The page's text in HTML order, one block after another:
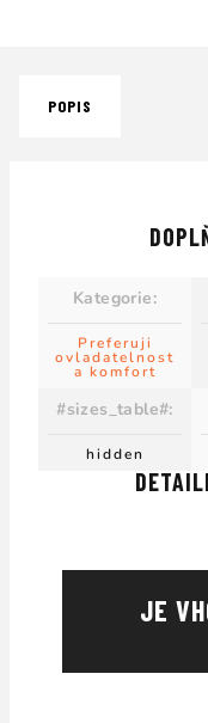
POPIS
JE
Kategorie:
Preferuji
ovladatelnost
a komfort
#sizes_table#:
hidden